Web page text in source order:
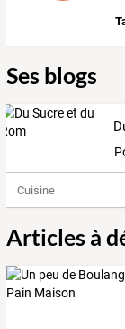
Ses blogs
Cuisine
Articles à